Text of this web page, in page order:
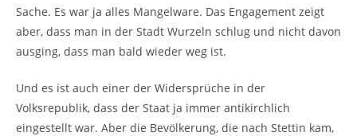
Sache. Es war ja alles Mangelware. Das Engagement zeigt
aber, dass man in der Stadt Wurzeln schlug und nicht davon
ausging, dass man bald wieder weg ist.
Und es ist auch einer der Widersprüche in der
Volksrepublik, dass der Staat ja immer antikirchlich
eingestellt war. Aber die Bevölkerung, die nach Stettin kam,